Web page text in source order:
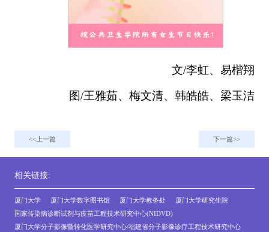
文/李虹、易楷翔
图/王雅茹、梅文清、韩皓皓、梁玉洁
上一篇 下一篇
相关链接:
厦门大学 厦门大学数字图书馆 厦门大学教务处
厦门大学研究生院
国家传染病诊断试剂与疫苗工程技术研究中心(NIDVD)
厦门大学分子影像暨转化医学研究中心/福建省分子影像诊疗工程技术研究中心